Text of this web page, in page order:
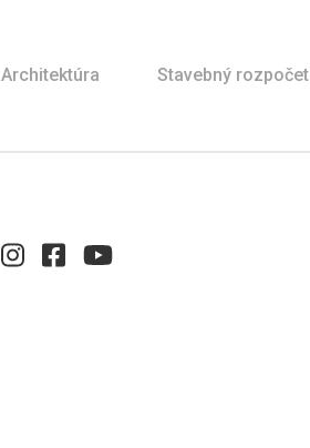
Architektúra Stavebný rozpočet